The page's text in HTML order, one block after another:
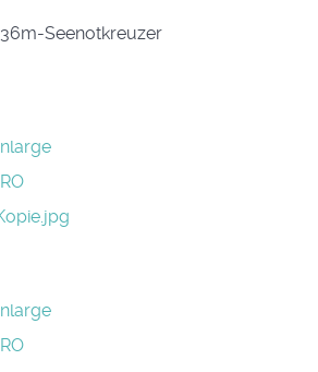
36m-Seenotkreuzer